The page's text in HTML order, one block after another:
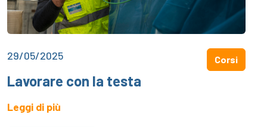
29/05/2025 Corsi
Lavorare con la testa
Leggi di più